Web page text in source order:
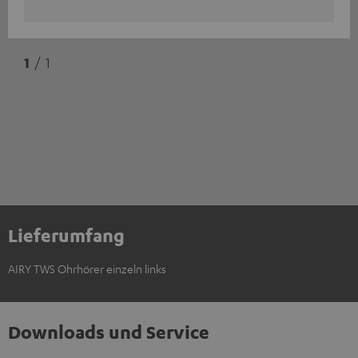
1 / 1
Lieferumfang
AIRY TWS Ohrhörer einzeln links
Downloads und Service